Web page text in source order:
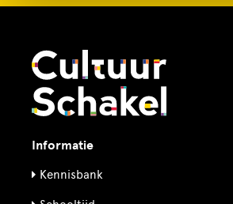
Informatie
Kennisbank